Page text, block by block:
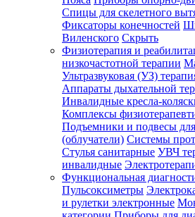
Спицы для скелетного
Фиксаторы конечностей
Виленского Скрыть
Физиотерапия и
низкочастотной терапии
Ультразвуковая (УЗ)
Аппараты дыхательной
Инвалидные кресла-
Комплексы
Подъемники и подвесы
(облучатели) Системы
Стулья санитарные УВЧ
инвалидные
Функциональная
Пульсоксиметры
и рулетки электронные